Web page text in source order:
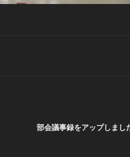
部会議事録をアップしまし